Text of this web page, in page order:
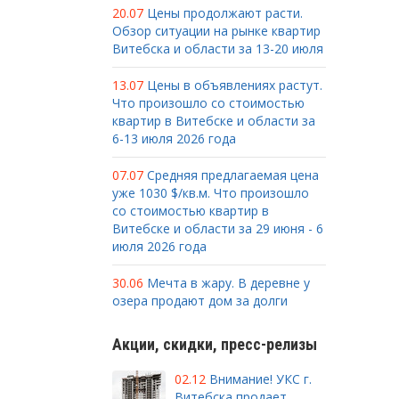
20.07 Цены продолжают расти.
Обзор ситуации на рынке квартир
Витебска и области за 13-20 июля
13.07 Цены в объявлениях растут.
Что произошло со стоимостью
квартир в Витебске и области за
6-13 июля 2026 года
07.07 Средняя предлагаемая цена
уже 1030 $/кв.м. Что произошло
со стоимостью квартир в
Витебске и области за 29 июня - 6
июля 2026 года
30.06 Мечта в жару. В деревне у
озера продают дом за долги
Акции, скидки, пресс-релизы
02.12 Внимание! УКС г.